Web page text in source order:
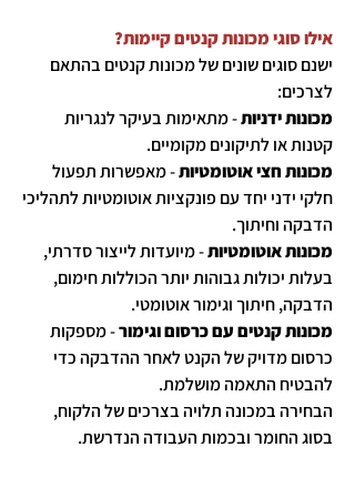
אילו סוגי מכונות קנטים קיימות?
ישנם סוגים שונים של מכונות קנטים בהתאם
לצרכים:
מכונות ידניות- מתאימות בעיקר לנגריות
קטנות או לתיקונים מקומיים.
מכונות חצי אוטומטיות- מאפשרות תפעול
חלקי ידני יחד עם פונקציות אוטומטיות לתהליכי
הדבקה וחיתוך.
מכונות אוטומטיות- מיועדות לייצור סדרתי,
בעלות יכולות גבוהות יותר הכוללות חימום,
הדבקה, חיתוך וגימור אוטומטי.
מכונות קנטים עם כרסום וגימור- מספקות
כרסום מדויק של הקנט לאחר ההדבקה כדי
להבטיח התאמה מושלמת.
הבחירה במכונה תלויה בצרכים של הלקוח,
בסוג החומר ובכמות העבודה הנדרשת.